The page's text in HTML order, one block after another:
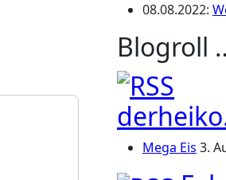
08.08.2022:
Blogroll
Mega Eis 3.